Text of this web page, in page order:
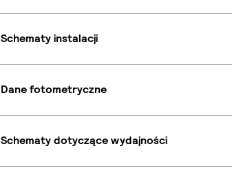
Schematy instalacji
Dane fotometryczne
Schematy dotyczące wydajności